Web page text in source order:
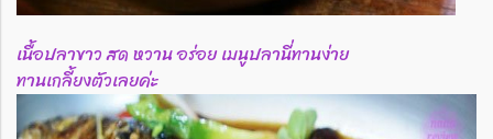
เนื้อปลาขาว สด หวาน อร่อย เมนูปลานี่ทานง่าย
ทานเกลี้ยงตัวเลยค่ะ